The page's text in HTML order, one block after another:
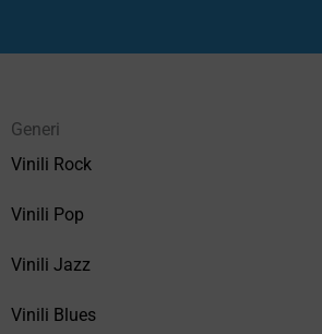
Generi
Vinili Rock
Vinili Pop
Vinili Jazz
Vinili Blues